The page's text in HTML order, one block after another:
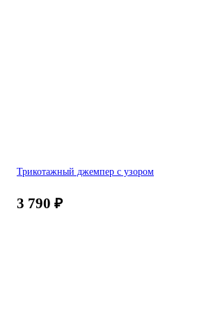
Трикотажный джемпер с узором
3 790 ₽